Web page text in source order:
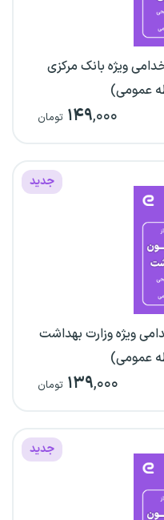
ویژه بانک مرکزی
۱۴۹,۰۰۰ تومان
جدید
ویژه وزارت بهداشت
۱۳۹,۰۰۰ تومان
جدید